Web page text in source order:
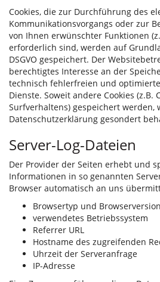
Cookies, die zur Durchführung des
Kommunikationsvorgangs oder zur
von Ihnen erwünschter Funktionen
erforderlich sind, werden auf
DSGVO gespeichert. Der
berechtigtes Interesse an der
technisch fehlerfreien und
Dienste. Soweit andere Cookies (z.B.
Surfverhaltens) gespeichert werden,
Datenschutzerklärung gesondert
Server-Log-Dateien
Der Provider der Seiten erhebt und
Informationen in so genannten
Browser automatisch an uns
Browsertyp und Browserversion
verwendetes Betriebssystem
Referrer URL
Hostname des zugreifenden
Uhrzeit der Serveranfrage
IP-Adresse